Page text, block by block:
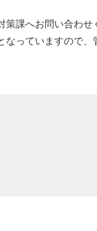
課へお問い合わせ
っていますので